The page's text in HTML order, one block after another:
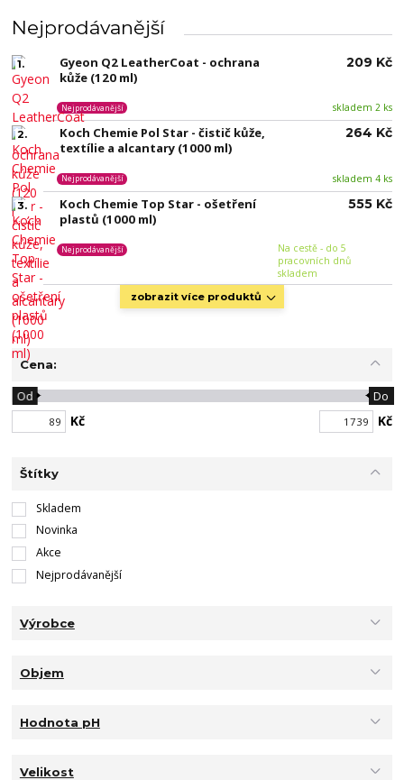
Nejprodávanější
1.
Gyeon Q2 LeatherCoat - ochrana
kůže (120 ml)
skladem 2 ks
Nejprodávanější
209 Kč
2.
Koch Chemie Pol Star - čistič kůže,
textílie a alcantary (1000 ml)
skladem 4 ks
Nejprodávanější
264 Kč
3.
Koch Chemie Top Star - ošetření
plastů (1000 ml)
Na cestě - do 5
pracovních dnů
skladem
Nejprodávanější
555 Kč
zobrazit více produktů
Cena:
Kč
Od Do
Kč
Štítky
Skladem
Novinka
Akce
Nejprodávanější
Výrobce
Objem
Hodnota pH
Velikost